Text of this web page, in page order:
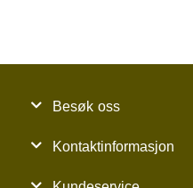
Besøk oss
Kontaktinformasjon